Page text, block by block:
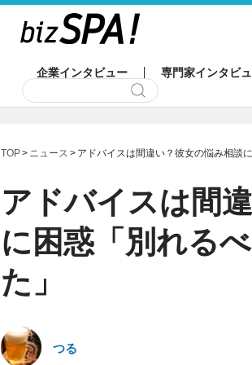
企業インタビュー 専門家インタビ
TOP ニュース アドバイスは間違い？彼女の悩み相談
アドバイスは間
に困惑「別れる
た」
つる